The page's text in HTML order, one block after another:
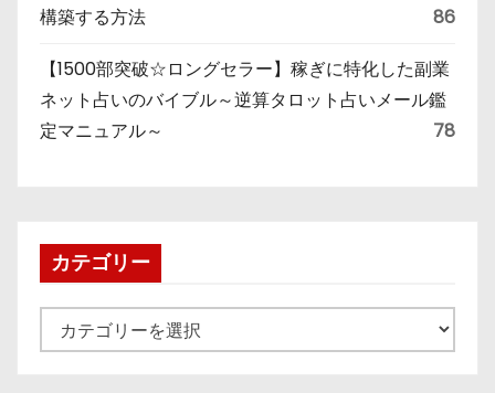
構築する方法
86
【1500部突破☆ロングセラー】稼ぎに特化した副業
ネット占いのバイブル～逆算タロット占いメール鑑
定マニュアル～
78
カテゴリー
テ